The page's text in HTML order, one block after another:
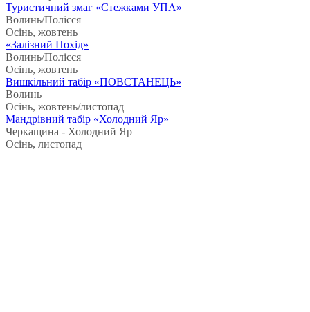
Туристичний змаг «Стежками УПА»
Волинь/Полісся
Осінь, жовтень
«Залізний Похід»
Волинь/Полісся
Осінь, жовтень
Вишкільний табір «ПОВСТАНЕЦЬ»
Волинь
Осінь, жовтень/листопад
Мандрівний табір «Холодний Яр»
Черкащина - Холодний Яр
Осінь, листопад